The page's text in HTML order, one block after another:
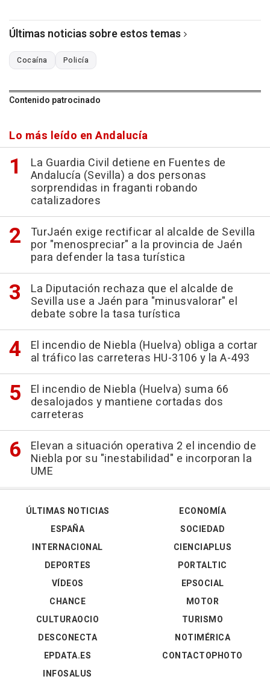
Últimas noticias sobre estos temas
Cocaína Policía
Contenido patrocinado
Lo más leído en Andalucía
La Guardia Civil detiene en Fuentes de
Andalucía (Sevilla) a dos personas
sorprendidas in fraganti robando
catalizadores
TurJaén exige rectificar al alcalde de Sevilla
por "menospreciar" a la provincia de Jaén
para defender la tasa turística
La Diputación rechaza que el alcalde de
Sevilla use a Jaén para "minusvalorar" el
debate sobre la tasa turística
El incendio de Niebla (Huelva) obliga a cortar
al tráfico las carreteras HU-3106 y la A-493
El incendio de Niebla (Huelva) suma 66
desalojados y mantiene cortadas dos
carreteras
Elevan a situación operativa 2 el incendio de
Niebla por su "inestabilidad" e incorporan la
UME
ÚLTIMAS NOTICIAS
ESPAÑA
INTERNACIONAL
DEPORTES
VÍDEOS
ECONOMÍA
SOCIEDAD
CIENCIAPLUS
PORTALTIC
EPSOCIAL
CHANCE
CULTURAOCIO
DESCONECTA
EPDATA.ES
INFOSALUS
MOTOR
TURISMO
NOTIMÉRICA
CONTACTOPHOTO